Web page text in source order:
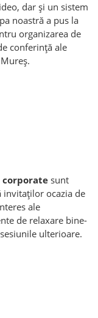
dar și un sistem
noastră a pus la
organizarea de
conferință ale
sunt
invitaților ocazia de
ale
de relaxare bine-
ulterioare.